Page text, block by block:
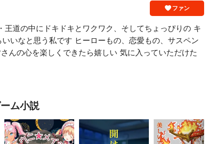
ファン
王道の中にドキドキとワクワク、そしてちょっぴりの キ
いなと思う私です ヒーローもの、恋愛もの、サスペン
んの心を楽しくできたら嬉しい 気に入っていただけた
ム小説